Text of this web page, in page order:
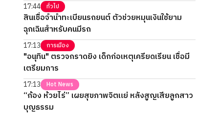
17:44 ทั่วไป
สินเชื่อจำนำทะเบียนรถยนต์ ตัวช่วยหมุนเงินใช้ยาม
ฉุกเฉินสำหรับคนมีรถ
17:13 การเมือง
"อนุทิน" ตรวจกราดยิง เด็กก่อเหตุเครียดเรียน เชื่อมี
เตรียมการ
17:13 Hot News
“ก้อง ห้วยไร่” เผยสุขภาพจิตแย่ หลังสูญเสียลูกสาว
บุญธรรม